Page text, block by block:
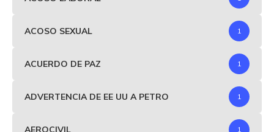
ACOSO SEXUAL 1
ACUERDO DE PAZ 1
ADVERTENCIA DE EE UU A PETRO 1
AEROCIVIL 1